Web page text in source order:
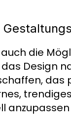
die
Design
das